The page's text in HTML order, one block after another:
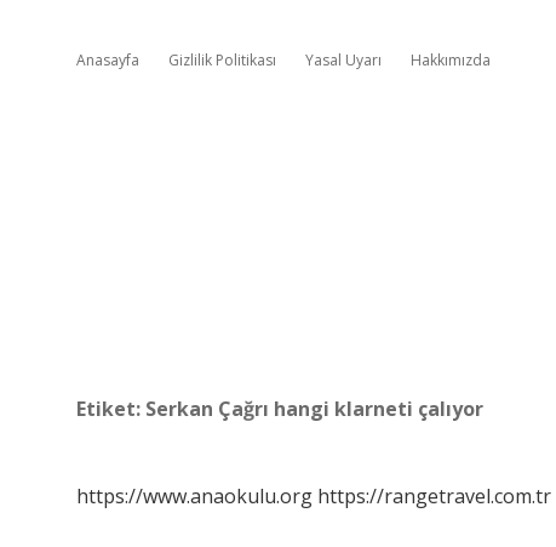
Anasayfa Gizlilik Politikası Yasal Uyarı Hakkımızda
Etiket: Serkan Çağrı hangi klarneti çalıyor
https://www.anaokulu.org https://rangetravel.com.tr